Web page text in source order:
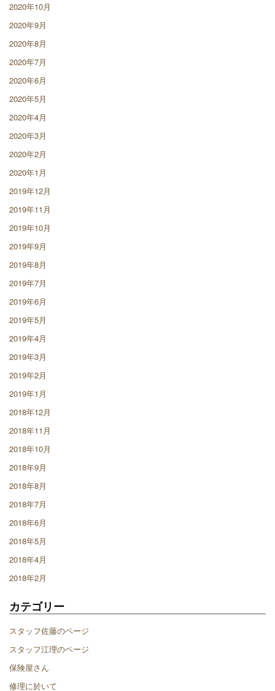
2020年10月
2020年9月
2020年8月
2020年7月
2020年6月
2020年5月
2020年4月
2020年3月
2020年2月
2020年1月
2019年12月
2019年11月
2019年10月
2019年9月
2019年8月
2019年7月
2019年6月
2019年5月
2019年4月
2019年3月
2019年2月
2019年1月
2018年12月
2018年11月
2018年10月
2018年9月
2018年8月
2018年7月
2018年6月
2018年5月
2018年4月
2018年2月
カテゴリー
スタッフ佐藤のページ
スタッフ江理のページ
保険屋さん
修理に於いて